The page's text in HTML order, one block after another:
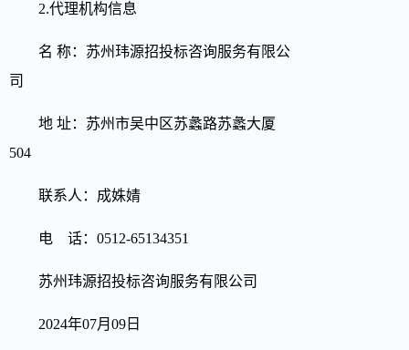
2.代理机构信息
名 称：苏州玮源招投标咨询服务有限公
司
地 址：苏州市吴中区苏蠡路苏蠡大厦
504
联系人：成姝婧
电 话：0512-65134351
苏州玮源招投标咨询服务有限公司
2024年07月 09 日